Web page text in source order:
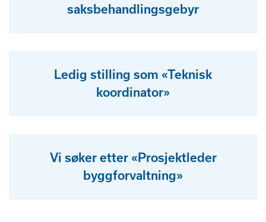
saksbehandlingsgebyr
Ledig stilling som «Teknisk
koordinator»
Vi søker etter «Prosjektleder
byggforvaltning»